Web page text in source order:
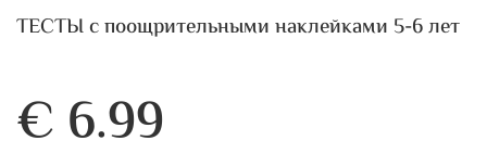
ТЕСТЫ с поощрительными наклейками 5-6 лет
€ 6.99